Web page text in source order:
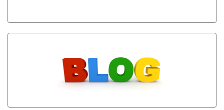
を見ていくうちに、「テリトーリオ」はちょっと違うな、
と気づき始めました。単なる領域を指すのではなく、風土